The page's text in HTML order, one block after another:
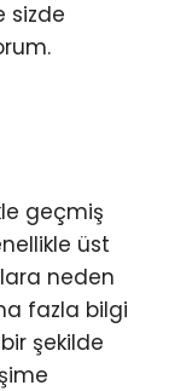
sizde
geçmiş
üst
neden
fazla bilgi
şekilde